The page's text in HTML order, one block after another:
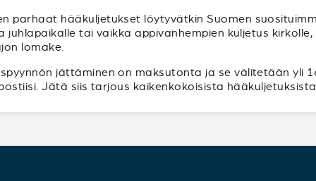
parhaat hääkuljetukset löytyvätkin Suomen
juhlapaikalle tai vaikka appivanhempien kuljetus
lomake.
jättäminen on maksutonta ja se välitetään yli
Jätä siis tarjous kaikenkokoisista